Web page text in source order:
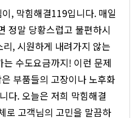
, 막힘해결119입니다. 매일
정말 당황스럽고 불편하시
, 시원하게 내려가지 않는
수도요금까지! 이런 문제
부품들의 고장이나 노후화
다. 오늘은 저희 막힘해결
로 고객님의 고민을 말끔하